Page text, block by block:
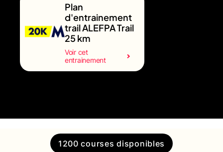
Plan
d'entrainement
trail ALEFPA Trail
25 km
Voir cet
entrainement
1200 courses disponibles